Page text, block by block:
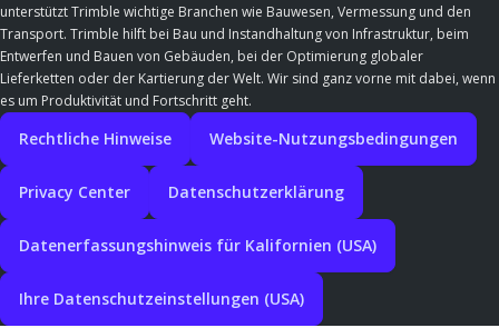
unterstützt Trimble wichtige Branchen wie Bauwesen, Vermessung und den
Transport. Trimble hilft bei Bau und Instandhaltung von Infrastruktur, beim
Entwerfen und Bauen von Gebäuden, bei der Optimierung globaler
Lieferketten oder der Kartierung der Welt. Wir sind ganz vorne mit dabei, wenn
es um Produktivität und Fortschritt geht.
Rechtliche Hinweise Website-Nutzungsbedingungen
Privacy Center Datenschutzerklärung
Datenerfassungshinweis für Kalifornien (USA)
Ihre Datenschutzeinstellungen (USA)